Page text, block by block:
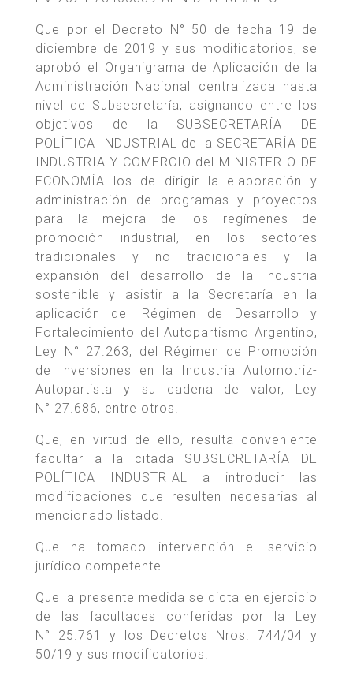
Que por el Decreto N° 50 de fecha 19 de
diciembre de 2019 y sus modificatorios, se
aprobó el Organigrama de Aplicación de la
Administración Nacional centralizada hasta
nivel de Subsecretaría, asignando entre los
objetivos de la SUBSECRETARÍA DE
POLÍTICA INDUSTRIAL de la SECRETARÍA DE
INDUSTRIA Y COMERCIO del MINISTERIO DE
ECONOMÍA los de dirigir la elaboración y
administración de programas y proyectos
para la mejora de los regímenes de
promoción industrial, en los sectores
tradicionales y no tradicionales y la
expansión del desarrollo de la industria
sostenible y asistir a la Secretaría en la
aplicación del Régimen de Desarrollo y
Fortalecimiento del Autopartismo Argentino,
Ley N° 27.263, del Régimen de Promoción
de Inversiones en la Industria Automotriz-
Autopartista y su cadena de valor, Ley
N° 27.686, entre otros.
Que, en virtud de ello, resulta conveniente
facultar a la citada SUBSECRETARÍA DE
POLÍTICA INDUSTRIAL a introducir las
modificaciones que resulten necesarias al
mencionado listado.
Que ha tomado intervención el servicio
jurídico competente.
Que la presente medida se dicta en ejercicio
de las facultades conferidas por la Ley
N° 25.761 y los Decretos Nros. 744/04 y
50/19 y sus modificatorios.